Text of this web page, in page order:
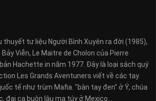
thuyết tư liệu Người Bình Xuyên ra đời (1985),
Viễn, Le Maitre de Cholon của Pierre
Hachette in năm 1977. Ðây là loại sách quý
Les Grands Aventuners viết về các tay
tế như trùm Mafia. "bàn tay đen" ở Ý, chúa
đại ca buôn lậu ma túy ở Mexico...